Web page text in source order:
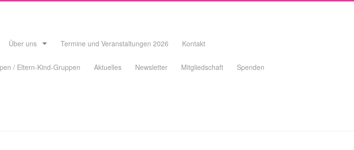
Über uns Termine und Veranstaltungen 2026 Kontakt
/ Eltern-Kind-Gruppen Aktuelles Newsletter Mitgliedschaft Spenden